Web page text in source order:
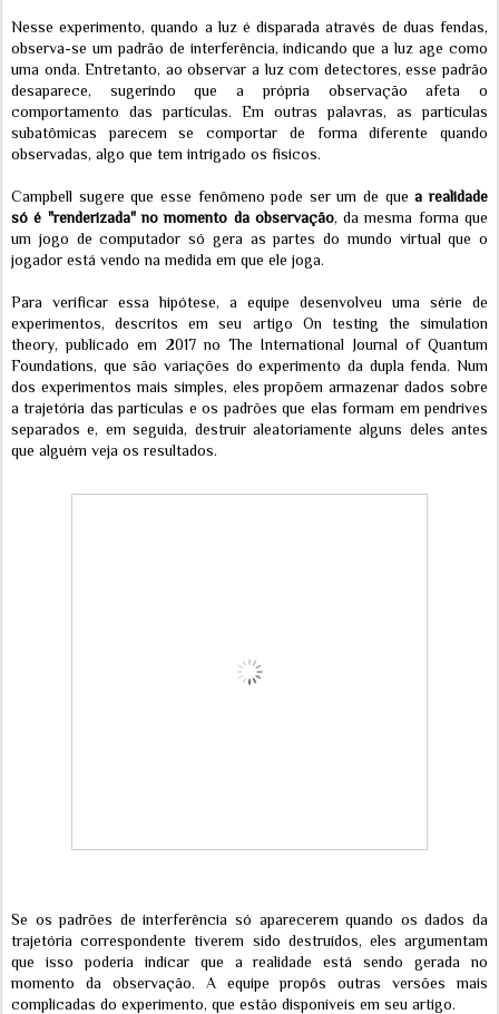
Nesse experimento, quando a luz é disparada através de duas fendas,
observa-se um padrão de interferência, indicando que a luz age como
uma onda. Entretanto, ao observar a luz com detectores, esse padrão
desaparece, sugerindo que a própria observação afeta o
comportamento das partículas. Em outras palavras, as partículas
subatômicas parecem se comportar de forma diferente quando
observadas, algo que tem intrigado os físicos.
Campbell sugere que esse fenômeno pode ser um de quea realidade
só é "renderizada" no momento da observação, da mesma forma que
um jogo de computador só gera as partes do mundo virtual que o
jogador está vendo na medida em que ele joga.
Para verificar essa hipótese, a equipe desenvolveu uma série de
experimentos, descritos em seu artigo On testing the simulation
theory, publicado em 2017 no The International Journal of Quantum
Foundations, que são variações do experimento da dupla fenda. Num
dos experimentos mais simples, eles propõem armazenar dados sobre
a trajetória das partículas e os padrões que elas formam em pendrives
separados e, em seguida, destruir aleatoriamente alguns deles antes
que alguém veja os resultados.
Se os padrões de interferência só aparecerem quando os dados da
trajetória correspondente tiverem sido destruídos, eles argumentam
que isso poderia indicar que a realidade está sendo gerada no
momento da observação. A equipe propôs outras versões mais
complicadas do experimento, que estão disponíveis em seu artigo.